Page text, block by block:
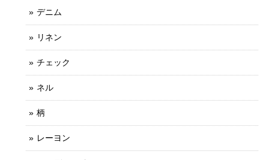
デニム
リネン
チェック
ネル
柄
レーヨン